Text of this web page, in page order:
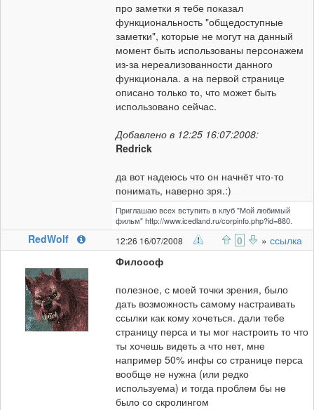
про заметки я тебе показал
функциональность "общедоступные
заметки", которые не могут на данный
момент быть использованы персонажем
из-за нереализованности данного
функционала. а на первой странице
описано только то, что может быть
использовано сейчас.
Добавлено в 12:25 16:07:2008:
Redrick
да вот надеюсь что он начнёт что-то
понимать, наверно зря.:)
Приглашаю всех вступить в клуб "Мой любимый
фильм" http://www.icedland.ru/corpinfo.php?id=880.
RedWolf 12:26 16/07/2008 0 » ссылка
Философ
полезное, с моей точки зрения, было
дать возможность самому настраивать
ссылки как кому хочеться. дали тебе
страницу перса и ты мог настроить то что
ты хочешь видеть а что нет, мне
например 50% инфы со странице перса
вообще не нужна (или редко
используема) и тогда проблем бы не
было со скролингом